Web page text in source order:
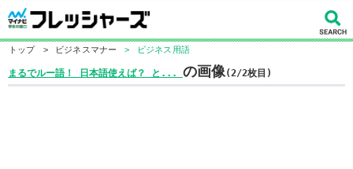
トップ > ビジネスマナー > ビジネス用語
まるでルー語！ 日本語使えば？ と... の画像(2/2枚目)